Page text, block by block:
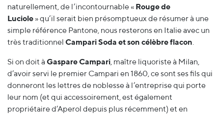
naturellement, de l’incontournable « Rouge de
Luciole » qu’il serait bien présomptueux de résumer à une
simple référence Pantone, nous resterons en Italie avec un
très traditionnel Campari Soda et son célèbre flacon
Si on doit à Gaspare Campari , maître liquoriste à Milan,
d’avoir servi le premier Campari en 1860, ce sont ses fils qui
donneront les lettres de noblesse à l’entreprise qui porte
leur nom (et qui accessoirement, est également
propriétaire d’Aperol depuis plus récemment) et en